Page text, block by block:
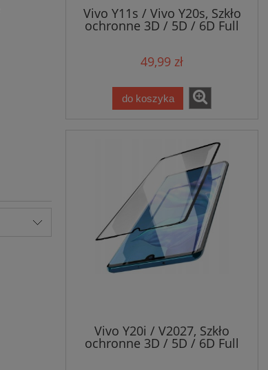
Vivo Y11s / Vivo Y20s, Szkło
ochronne 3D / 5D / 6D Full
49,99 zł
do koszyka
Vivo Y20i / V2027, Szkło
ochronne 3D / 5D / 6D Full